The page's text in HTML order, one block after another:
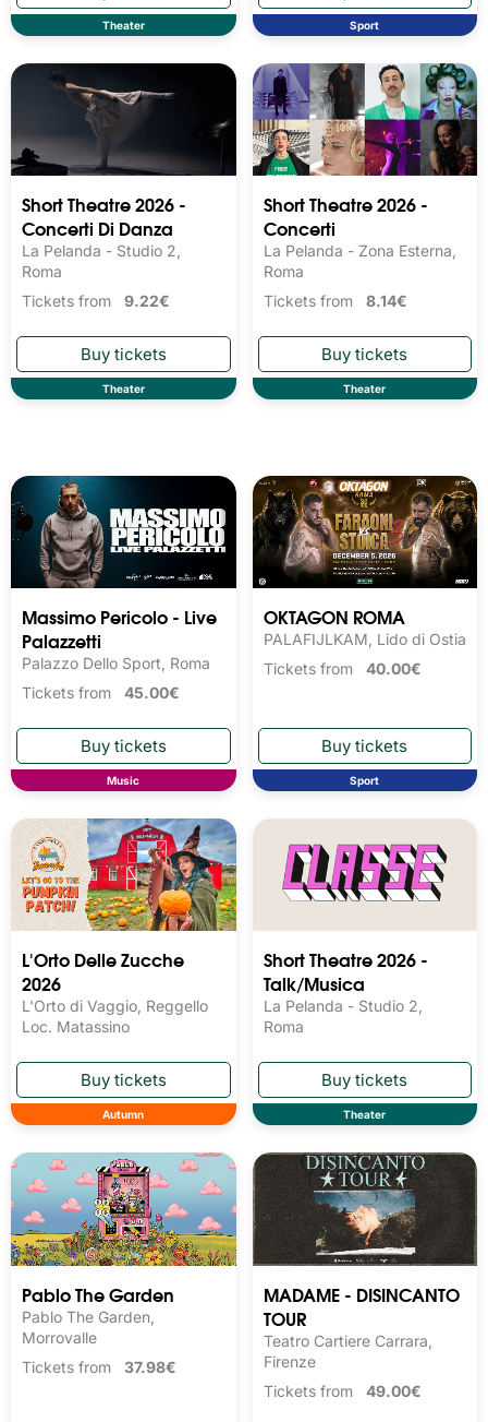
Theater Sport
Short Theatre 2026 -
Concerti Di Danza
La Pelanda - Studio 2,
Roma
Tickets from 9.22€
Theater
Short Theatre 2026 -
Concerti
La Pelanda - Zona Esterna,
Roma
Tickets from 8.14€
Theater
Massimo Pericolo - Live
Palazzetti
Palazzo Dello Sport, Roma
Tickets from 45.00€
Music
OKTAGON ROMA
PALAFIJLKAM, Lido di Ostia
Tickets from 40.00€
Sport
L'Orto Delle Zucche
2026
L'Orto di Vaggio, Reggello
Loc. Matassino
Autumn
Short Theatre 2026 -
Talk/Musica
La Pelanda - Studio 2,
Roma
Theater
Pablo The Garden
Pablo The Garden,
Morrovalle
Tickets from 37.98€
MADAME - DISINCANTO
TOUR
Teatro Cartiere Carrara,
Firenze
Tickets from 49.00€